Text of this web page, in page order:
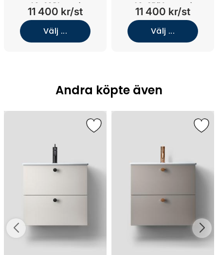
A2. 03/Koppar)
11 400 kr/st
Välj ...
A2. 05/Mattsvart)
11 400 kr/st
Välj ...
Andra köpte även